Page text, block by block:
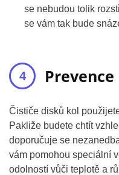
se nebudou tolik
se vám tak bude
Prevence
Čističe disků kol
Pakliže budete chtít
doporučuje se
vám pomohou speciální
odolností vůči teplotě a